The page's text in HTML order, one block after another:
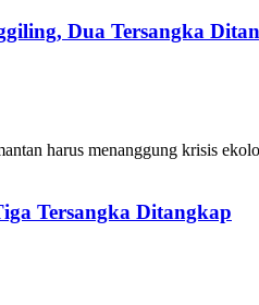
Dua Tersangka
harus menanggung krisis
Tersangka Ditangkap